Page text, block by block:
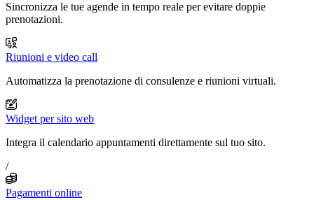
Sincronizza le tue agende in tempo reale per evitare doppie
prenotazioni.
Riunioni e video call
Automatizza la prenotazione di consulenze e riunioni virtuali.
Widget per sito web
Integra il calendario appuntamenti direttamente sul tuo sito.
/
Pagamenti online